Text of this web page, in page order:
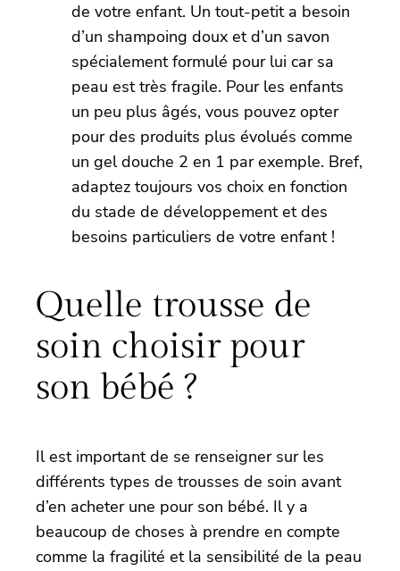
de votre enfant. Un tout-petit a besoin
d’un shampoing doux et d’un savon
spécialement formulé pour lui car sa
peau est très fragile. Pour les enfants
un peu plus âgés, vous pouvez opter
pour des produits plus évolués comme
un gel douche 2 en 1 par exemple. Bref,
adaptez toujours vos choix en fonction
du stade de développement et des
besoins particuliers de votre enfant !
Quelle trousse de
soin choisir pour
son bébé ?
Il est important de se renseigner sur les
différents types de trousses de soin avant
d’en acheter une pour son bébé. Il y a
beaucoup de choses à prendre en compte
comme la fragilité et la sensibilité de la peau